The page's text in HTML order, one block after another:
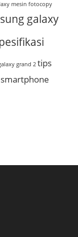
mesin fotocopy
galaxy
grand 2 tips